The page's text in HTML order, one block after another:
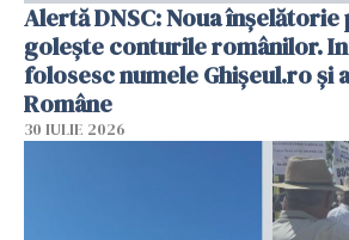
Alertă DNSC: Noua înșelătorie
golește conturile românilor.
folosesc numele Ghișeul.ro și
Române
30 IULIE 2026